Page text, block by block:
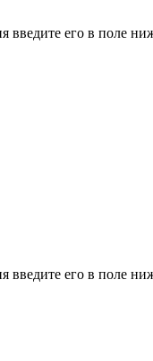
введите его в поле
введите его в поле